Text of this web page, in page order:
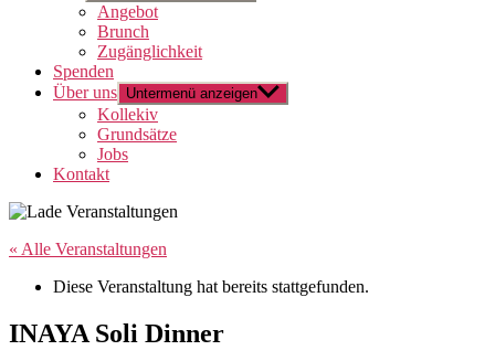
Angebot
Brunch
Zugänglichkeit
Spenden
Über uns Untermenü anzeigen
Kollekiv
Grundsätze
Jobs
Kontakt
« Alle Veranstaltungen
Diese Veranstaltung hat bereits stattgefunden.
INAYA Soli Dinner